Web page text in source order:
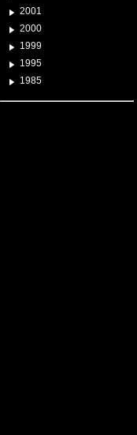
2001
2000
1999
1995
1985